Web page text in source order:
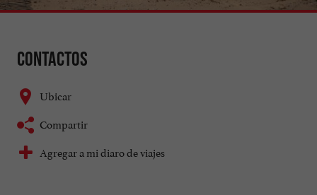
Contactos
Ubicar
Compartir
Agregar a mi diaro de viajes